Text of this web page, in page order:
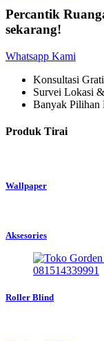
Percantik
sekarang!
Whatsapp Kami
Konsultasi
Survei Lokasi
Banyak Pilihan
Produk Tirai
Wallpaper
Aksesories
Roller Blind